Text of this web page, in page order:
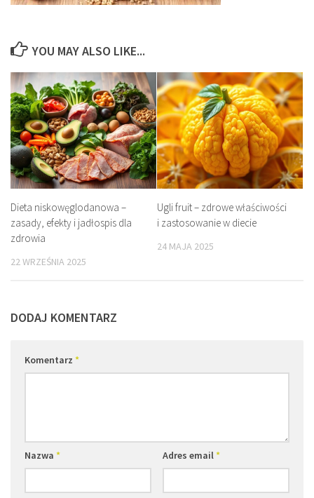
YOU MAY ALSO LIKE...
Dieta niskowęglodanowa –
zasady, efekty i jadłospis dla
zdrowia
22 WRZEŚNIA 2025
Ugli fruit – zdrowe właściwości
i zastosowanie w diecie
24 MAJA 2025
DODAJ KOMENTARZ
Komentarz *
Nazwa * Adres email*